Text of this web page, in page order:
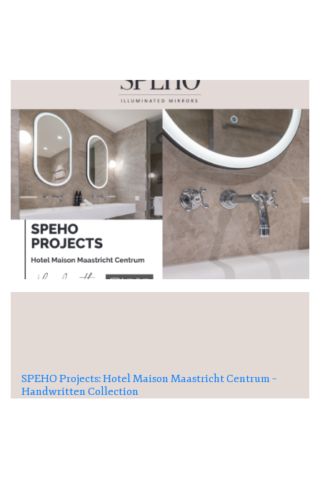
SPEHO Projects: Hotel Maison Maastricht Centrum –
Handwritten Collection